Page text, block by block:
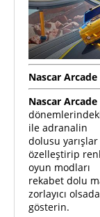
Nascar
Nascar Arcade
ile adranalin
dolusu yarışlar
özelleştirip
oyun modları
rekabet dolu
zorlayıcı
gösterin.